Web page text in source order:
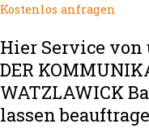
Kostenlos anfragen
Hier Service von
DER
WATZLAWICK
lassen